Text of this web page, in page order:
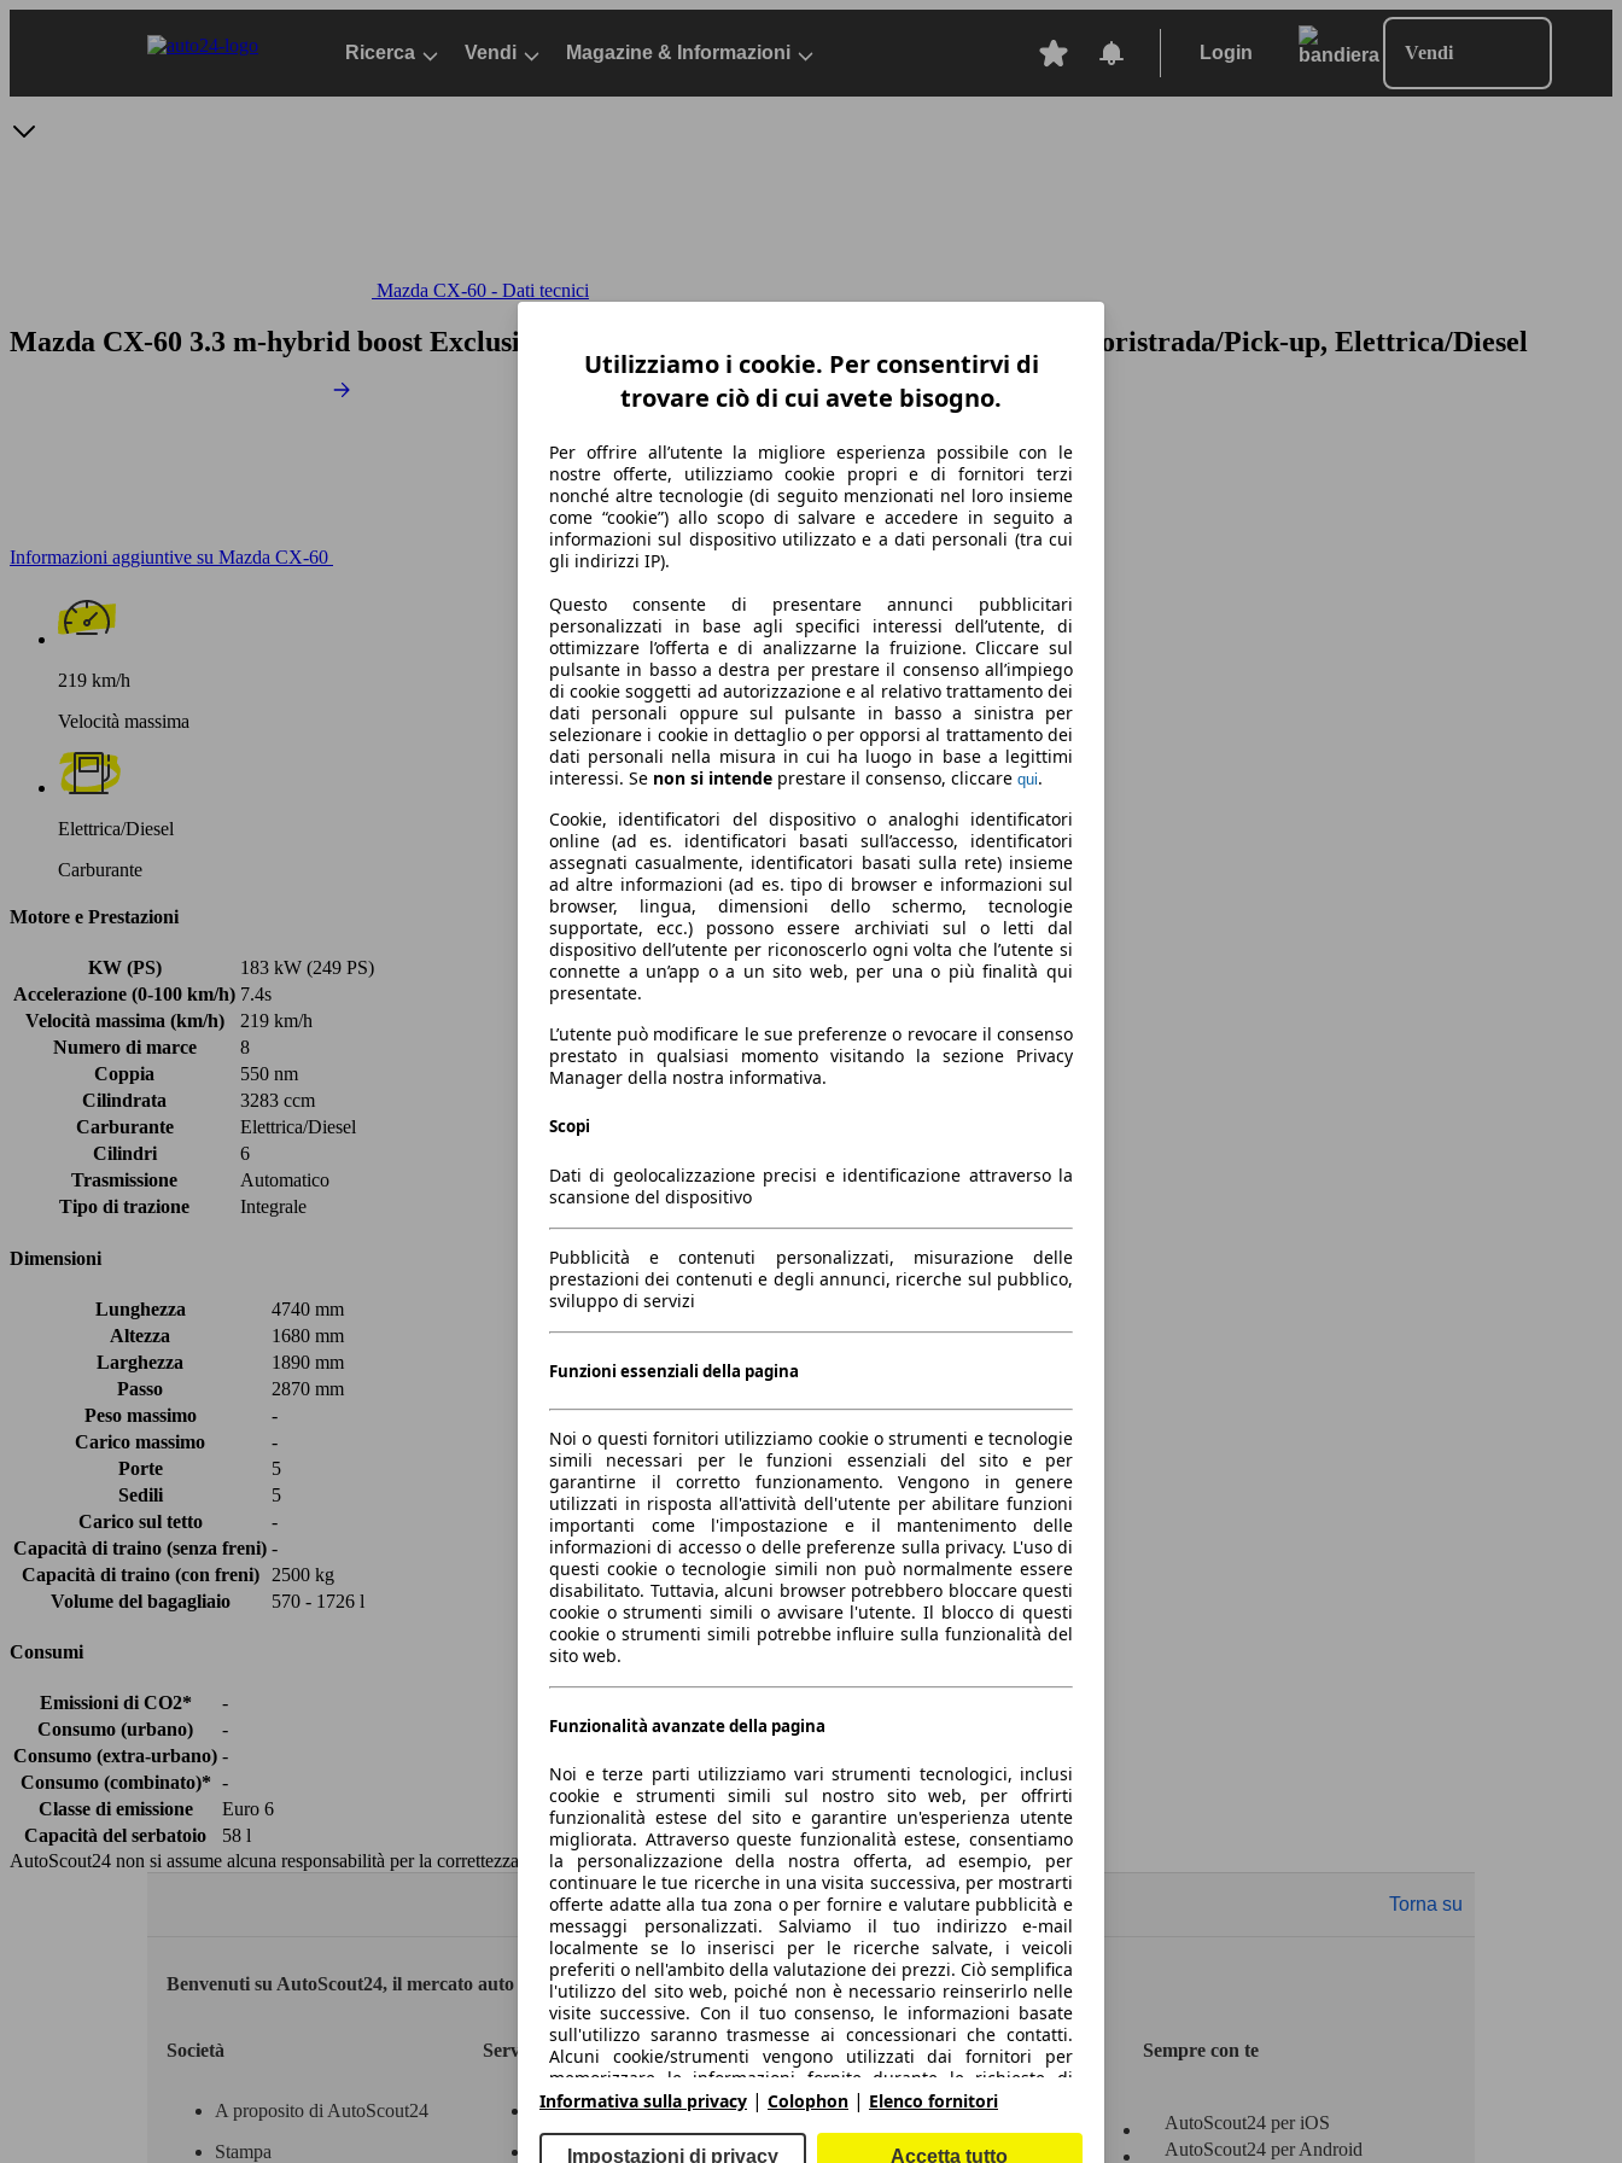
Ricerca Vendi Magazine & Informazioni Login Vendi
Mazda CX-60 - Dati tecnici
Mazda CX-60 3.3 m-hybrid boost Exclusive Line tetto pan. Comfort a Dal 2022, SUV/Fuoristrada/Pick-up, Elettrica/Diesel
Informazioni aggiuntive su Mazda CX-60
219 km/h
Velocità massima
Elettrica/Diesel
Carburante
Motore e Prestazioni
KW (PS)
183 kW (249 PS)
Accelerazione (0-100 km/h) 7.4s
Velocità massima (km/h)
219 km/h
Numero di marce
8
Coppia
550 nm
Cilindrata
3283 ccm
Carburante
Elettrica/Diesel
Cilindri
6
Trasmissione
Automatico
Tipo di trazione
Integrale
Dimensioni
Lunghezza
4740 mm
Altezza
1680 mm
Larghezza
1890 mm
Passo
2870 mm
Peso massimo
-
Carico massimo
-
Porte
5
Sedili
5
Carico sul tetto
-
Capacità di traino (senza freni) -
Capacità di traino (con freni)
2500 kg
Volume del bagagliaio
570 - 1726 l
Consumi
Emissioni di CO2*
-
Consumo (urbano)
-
Consumo (extra-urbano) -
Consumo (combinato)* -
Classe di emissione
Euro 6
Capacità del serbatoio
58 l
AutoScout24 non si assume alcuna responsabilità per la correttezza dei dati.
Torna su
Benvenuti su AutoScout24, il mercato auto europeo.
Società
A proposito di AutoScout24
Stampa
Servizi
Contatti
Marche e modelli
Area rivenditori
Servizi per i dealer
Sempre con te
AutoScout24 per iOS
AutoScout24 per Android
Utilizziamo i cookie. Per consentirvi di
trovare ciò di cui avete bisogno.
Per offrire all’utente la migliore esperienza possibile con le
nostre offerte, utilizziamo cookie propri e di fornitori terzi
nonché altre tecnologie (di seguito menzionati nel loro insieme
come “cookie”) allo scopo di salvare e accedere in seguito a
informazioni sul dispositivo utilizzato e a dati personali (tra cui
gli indirizzi IP).
Questo consente di presentare annunci pubblicitari
personalizzati in base agli specifici interessi dell’utente, di
ottimizzare l’offerta e di analizzarne la fruizione. Cliccare sul
pulsante in basso a destra per prestare il consenso all’impiego
di cookie soggetti ad autorizzazione e al relativo trattamento dei
dati personali oppure sul pulsante in basso a sinistra per
selezionare i cookie in dettaglio o per opporsi al trattamento dei
dati personali nella misura in cui ha luogo in base a legittimi
interessi. Se non si intende prestare il consenso, cliccare qui.
Cookie, identificatori del dispositivo o analoghi identificatori
online (ad es. identificatori basati sull’accesso, identificatori
assegnati casualmente, identificatori basati sulla rete) insieme
ad altre informazioni (ad es. tipo di browser e informazioni sul
browser, lingua, dimensioni dello schermo, tecnologie
supportate, ecc.) possono essere archiviati sul o letti dal
dispositivo dell’utente per riconoscerlo ogni volta che l’utente si
connette a un’app o a un sito web, per una o più finalità qui
presentate.
L’utente può modificare le sue preferenze o revocare il consenso
prestato in qualsiasi momento visitando la sezione Privacy
Manager della nostra informativa.
Scopi
Dati di geolocalizzazione precisi e identificazione attraverso la
scansione del dispositivo
Pubblicità e contenuti personalizzati, misurazione delle
prestazioni dei contenuti e degli annunci, ricerche sul pubblico,
sviluppo di servizi
Funzioni essenziali della pagina
Noi o questi fornitori utilizziamo cookie o strumenti e tecnologie
simili necessari per le funzioni essenziali del sito e per
garantirne il corretto funzionamento. Vengono in genere
utilizzati in risposta all'attività dell'utente per abilitare funzioni
importanti come l'impostazione e il mantenimento delle
informazioni di accesso o delle preferenze sulla privacy. L'uso di
questi cookie o tecnologie simili non può normalmente essere
disabilitato. Tuttavia, alcuni browser potrebbero bloccare questi
cookie o strumenti simili o avvisare l'utente. Il blocco di questi
cookie o strumenti simili potrebbe influire sulla funzionalità del
sito web.
Funzionalità avanzate della pagina
Noi e terze parti utilizziamo vari strumenti tecnologici, inclusi
cookie e strumenti simili sul nostro sito web, per offrirti
funzionalità estese del sito e garantire un'esperienza utente
migliorata. Attraverso queste funzionalità estese, consentiamo
la personalizzazione della nostra offerta, ad esempio, per
continuare le tue ricerche in una visita successiva, per mostrarti
offerte adatte alla tua zona o per fornire e valutare pubblicità e
messaggi personalizzati. Salviamo il tuo indirizzo e-mail
localmente se lo inserisci per le ricerche salvate, i veicoli
preferiti o nell'ambito della valutazione dei prezzi. Ciò semplifica
l'utilizzo del sito web, poiché non è necessario reinserirlo nelle
visite successive. Con il tuo consenso, le informazioni basate
sull'utilizzo saranno trasmesse ai concessionari che contatti.
Alcuni cookie/strumenti vengono utilizzati dai fornitori per
memorizzare le informazioni fornite durante le richieste di
finanziamento per 30 giorni e per riutilizzarle automaticamente
finanziamento. Senza l'utilizzo di tali cookie/strumenti, tali
Informativa sulla privacy | Colophon | Elenco fornitori
Impostazioni di privacy Accetta tutto